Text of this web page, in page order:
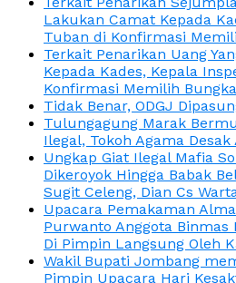
Lakukan Camat Kepada
Tuban di Konfirmasi
Terkait Penarikan Uang
Kepada Kades, Kepala
Konfirmasi Memilih
Tidak Benar, ODGJ
Tulungagung Marak
Ilegal, Tokoh Agama
Ungkap Giat Ilegal Mafia
Dikeroyok Hingga Babak
Sugit Celeng, Dian Cs
Upacara Pemakaman
Purwanto Anggota
Di Pimpin Langsung Oleh
Wakil Bupati Jombang
Pimpin Upacara Hari